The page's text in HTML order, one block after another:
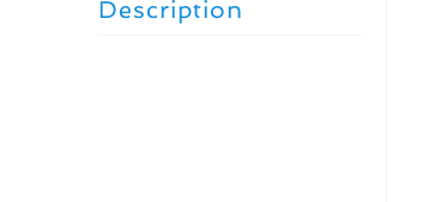
Description